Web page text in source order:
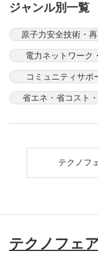
ジャンル別一覧
原子力安全技術・
電力ネットワーク
コミュニティサポ
省エネ・省コスト
テクノフ
テクノフェア